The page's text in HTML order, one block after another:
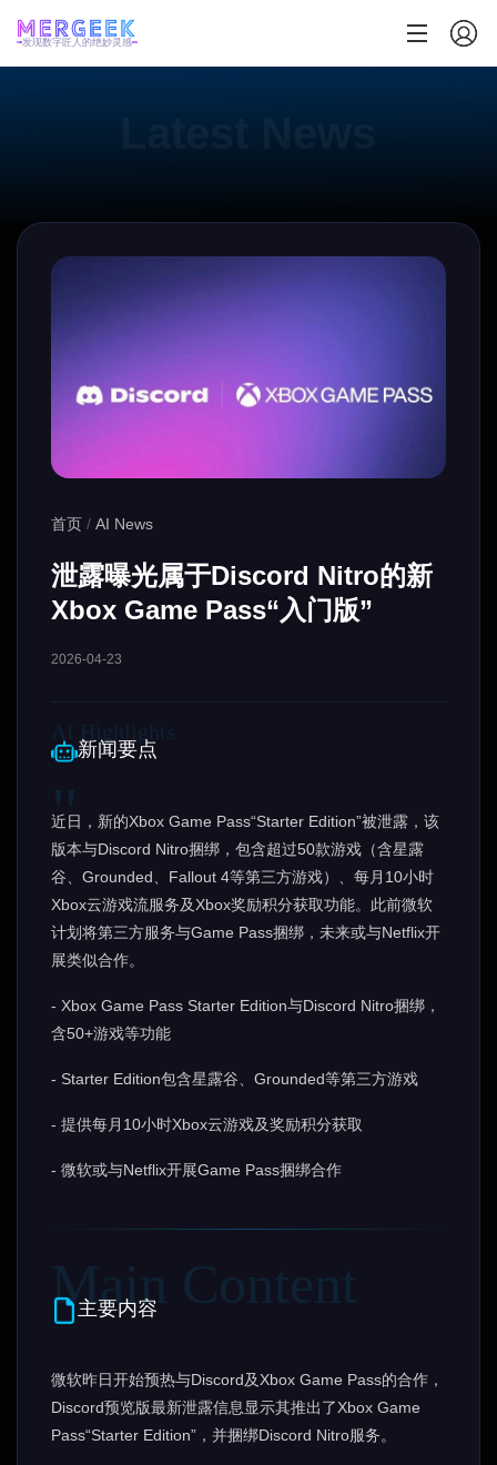
发现数字匠人的绝妙灵感
首页 / AI News
泄露曝光属于Discord Nitro的新
Xbox Game Pass“入门版”
2026-04-23
新闻要点
近日，新的Xbox Game Pass“Starter Edition”被泄露，该
版本与Discord Nitro捆绑，包含超过50款游戏（含星露
谷、Grounded、Fallout 4等第三方游戏）、每月10小时
Xbox云游戏流服务及Xbox奖励积分获取功能。此前微软
计划将第三方服务与Game Pass捆绑，未来或与Netflix开
展类似合作。
- Xbox Game Pass Starter Edition与Discord Nitro捆绑，
含50+游戏等功能
- Starter Edition包含星露谷、Grounded等第三方游戏
- 提供每月10小时Xbox云游戏及奖励积分获取
- 微软或与Netflix开展Game Pass捆绑合作
主要内容
微软昨日开始预热与Discord及Xbox Game Pass的合作，
Discord预览版最新泄露信息显示其推出了Xbox Game
Pass“Starter Edition”，并捆绑Discord Nitro服务。